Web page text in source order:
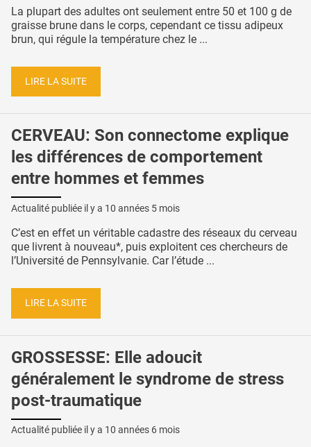
La plupart des adultes ont seulement entre 50 et 100 g de
graisse brune dans le corps, cependant ce tissu adipeux
brun, qui régule la température chez le ...
LIRE LA SUITE
CERVEAU: Son connectome explique
les différences de comportement
entre hommes et femmes
Actualité publiée il y a 10 années 5 mois
C’est en effet un véritable cadastre des réseaux du cerveau
que livrent à nouveau*, puis exploitent ces chercheurs de
l’Université de Pennsylvanie. Car l’étude ...
LIRE LA SUITE
GROSSESSE: Elle adoucit
généralement le syndrome de stress
post-traumatique
Actualité publiée il y a 10 années 6 mois